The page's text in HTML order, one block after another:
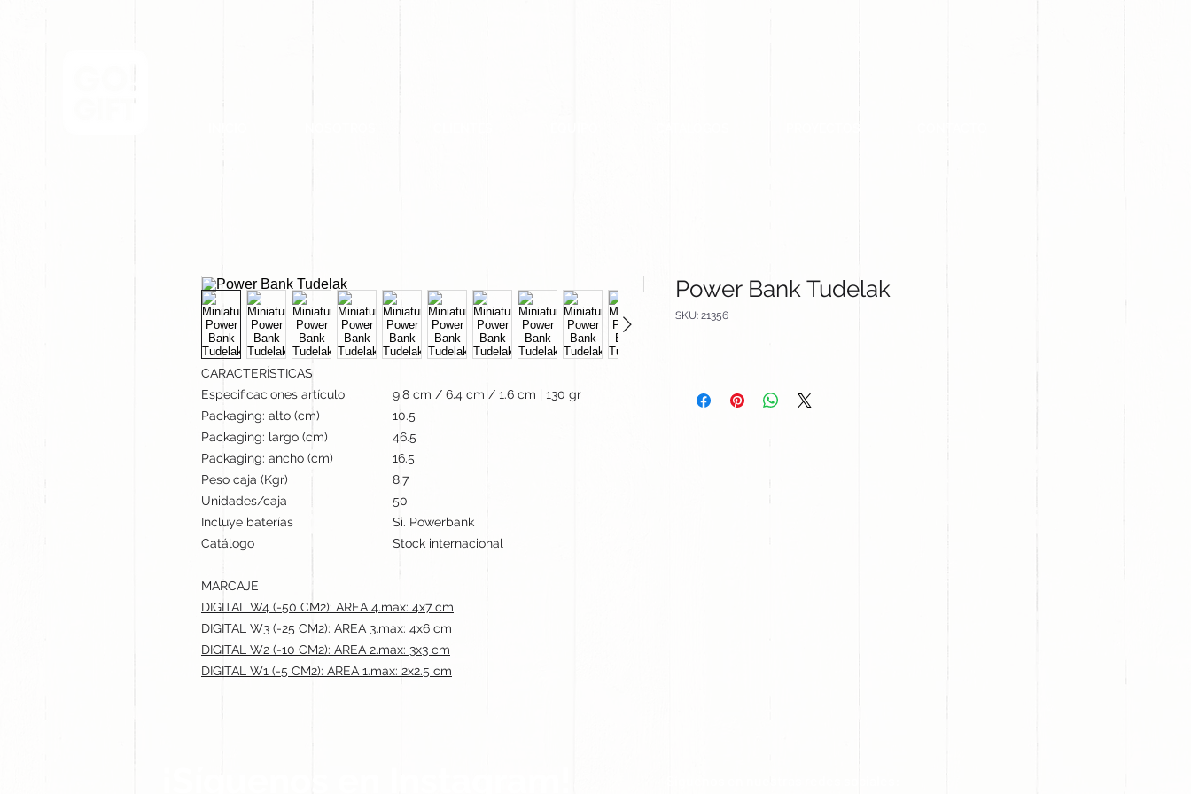
CARACTERÍSTICAS
Especificaciones artículo
9.8 cm / 6.4 cm / 1.6 cm | 130 gr
Packaging: alto (cm)
10.5
Packaging: largo (cm)
46.5
Packaging: ancho (cm)
16.5
Peso caja (Kgr)
8.7
Unidades/caja
50
Incluye baterías
Si. Powerbank
Catálogo
Stock internacional
MARCAJE
DIGITAL W4 (-50 CM2): AREA 4.max: 4x7 cm
DIGITAL W3 (-25 CM2): AREA 3.max: 4x6 cm
DIGITAL W2 (-10 CM2): AREA 2.max: 3x3 cm
DIGITAL W1 (-5 CM2): AREA 1.max: 2x2.5 cm
Power Bank Tudelak
SKU: 21356